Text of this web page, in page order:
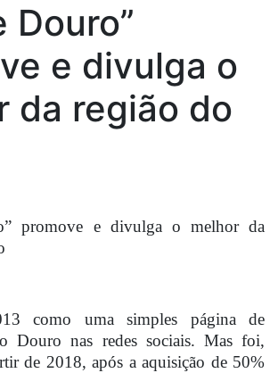
Douro”
e divulga o
da região do
promove e divulga o melhor da
como uma simples página de
Douro nas redes sociais. Mas foi,
de 2018, após a aquisição de 50%